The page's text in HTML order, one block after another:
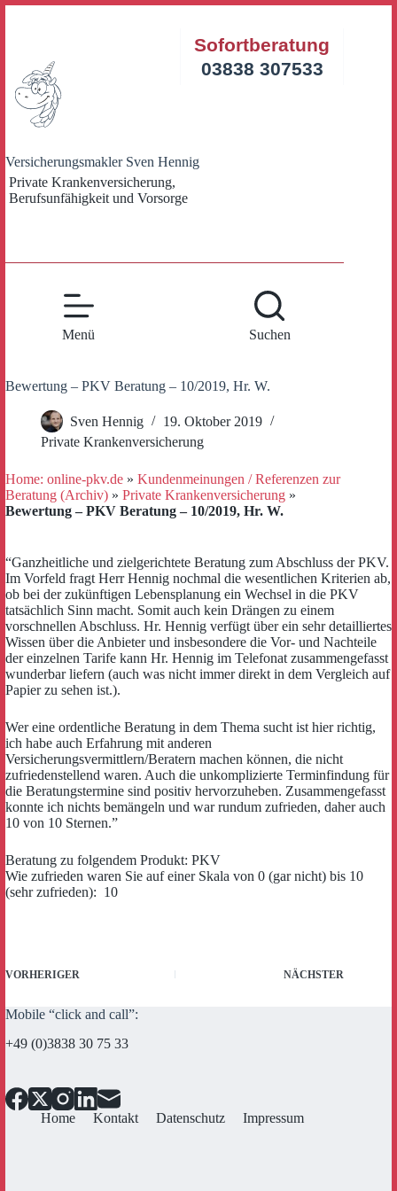
Versicherungsmakler Sven Hennig
Private Krankenversicherung,
Berufsunfähigkeit und Vorsorge
Sofortberatung
03838 307533
Menü Suchen
Bewertung – PKV Beratung – 10/2019, Hr. W.
Sven Hennig
19. Oktober 2019
Private Krankenversicherung
Home: online-pkv.de » Kundenmeinungen / Referenzen zur
Beratung (Archiv) » Private Krankenversicherung »
Bewertung – PKV Beratung – 10/2019, Hr. W.
“Ganzheitliche und zielgerichtete Beratung zum Abschluss der PKV.
Im Vorfeld fragt Herr Hennig nochmal die wesentlichen Kriterien ab,
ob bei der zukünftigen Lebensplanung ein Wechsel in die PKV
tatsächlich Sinn macht. Somit auch kein Drängen zu einem
vorschnellen Abschluss. Hr. Hennig verfügt über ein sehr detailliertes
Wissen über die Anbieter und insbesondere die Vor- und Nachteile
der einzelnen Tarife kann Hr. Hennig im Telefonat zusammengefasst
wunderbar liefern (auch was nicht immer direkt in dem Vergleich auf
Papier zu sehen ist.).
Wer eine ordentliche Beratung in dem Thema sucht ist hier richtig,
ich habe auch Erfahrung mit anderen
Versicherungsvermittlern/Beratern machen können, die nicht
zufriedenstellend waren. Auch die unkomplizierte Terminfindung für
die Beratungstermine sind positiv hervorzuheben. Zusammengefasst
konnte ich nichts bemängeln und war rundum zufrieden, daher auch
10 von 10 Sternen.”
Beratung zu folgendem Produkt: PKV
Wie zufrieden waren Sie auf einer Skala von 0 (gar nicht) bis 10
(sehr zufrieden): 10
VORHERIGER NÄCHSTER
Mobile “click and call”:
+49 (0)3838 30 75 33
Home Kontakt Datenschutz Impressum